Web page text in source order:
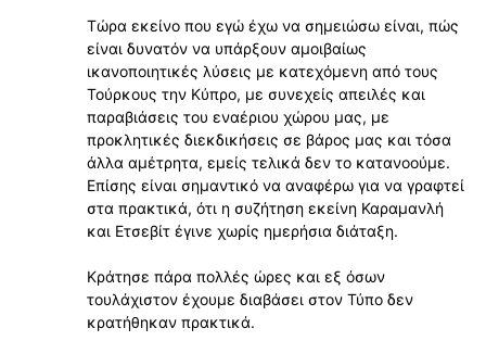
Τώρα εκείνο που εγώ έχω να σημειώσω είναι, πώς
είναι δυνατόν να υπάρξουν αμοιβαίως
ικανοποιητικές λύσεις με κατεχόμενη από τους
Τούρκους την Κύπρο, με συνεχείς απειλές και
παραβιάσεις του εναέριου χώρου μας, με
προκλητικές διεκδικήσεις σε βάρος μας και τόσα
άλλα αμέτρητα, εμείς τελικά δεν το κατανοούμε.
Επίσης είναι σημαντικό να αναφέρω για να γραφτεί
στα πρακτικά, ότι η συζήτηση εκείνη Καραμανλή
και Ετσεβίτ έγινε χωρίς ημερήσια διάταξη.
Κράτησε πάρα πολλές ώρες και εξ όσων
τουλάχιστον έχουμε διαβάσει στον Τύπο δεν
κρατήθηκαν πρακτικά.